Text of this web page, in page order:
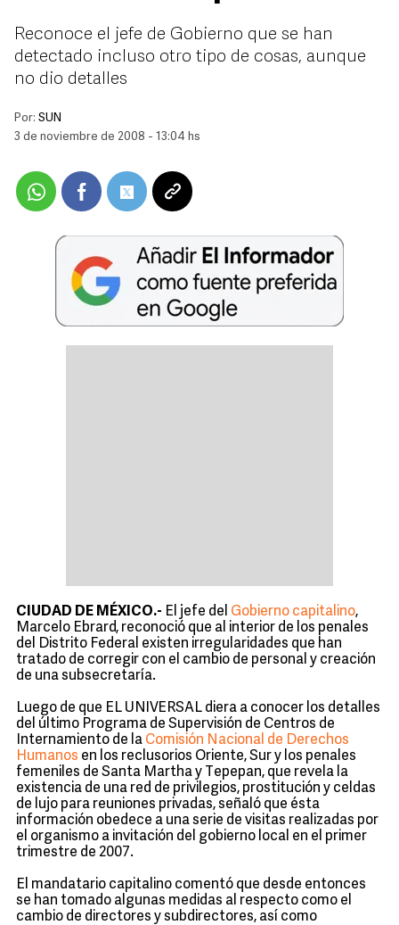
Reconoce el jefe de Gobierno que se han
detectado incluso otro tipo de cosas, aunque
no dio detalles
Por: SUN
3 de noviembre de 2008 - 13:04 hs
CIUDAD DE MÉXICO.- El jefe del Gobierno capitalino,
Marcelo Ebrard, reconoció que al interior de los penales
del Distrito Federal existen irregularidades que han
tratado de corregir con el cambio de personal y creación
de una subsecretaría.
Luego de que EL UNIVERSAL diera a conocer los detalles
del último Programa de Supervisión de Centros de
Internamiento de la Comisión Nacional de Derechos
Humanos en los reclusorios Oriente, Sur y los penales
femeniles de Santa Martha y Tepepan, que revela la
existencia de una red de privilegios, prostitución y celdas
de lujo para reuniones privadas, señaló que ésta
información obedece a una serie de visitas realizadas por
el organismo a invitación del gobierno local en el primer
trimestre de 2007.
El mandatario capitalino comentó que desde entonces
se han tomado algunas medidas al respecto como el
cambio de directores y subdirectores, así como